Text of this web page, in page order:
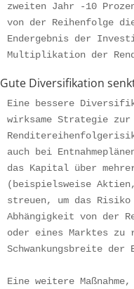
zweiten Jahr -10
von der Reihenfolge
Endergebnis der
Multiplikation der
Gute Diversifikation
Eine bessere
wirksame Strategie zur
auch bei
das Kapital über
(beispielsweise
streuen, um das
Abhängigkeit von der
oder eines Marktes zu
Schwankungsbreite der
Eine weitere